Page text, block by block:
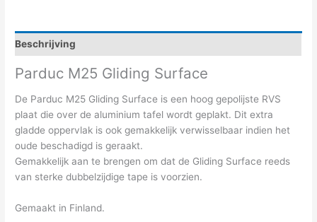
Beschrijving
Parduc M25 Gliding Surface
De Parduc M25 Gliding Surface is een hoog gepolijste RVS
plaat die over de aluminium tafel wordt geplakt. Dit extra
gladde oppervlak is ook gemakkelijk verwisselbaar indien het
oude beschadigd is geraakt.
Gemakkelijk aan te brengen om dat de Gliding Surface reeds
van sterke dubbelzijdige tape is voorzien.
Gemaakt in Finland.